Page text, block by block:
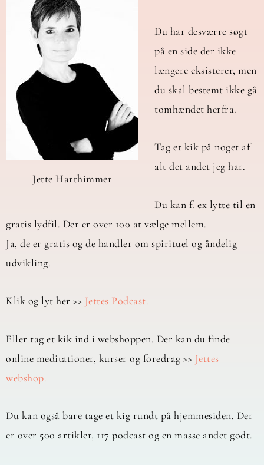
Jette Harthimmer
Du har desværre søgt
på en side der ikke
længere eksisterer, men
du skal bestemt ikke gå
tomhændet herfra.
Tag et kik på noget af
alt det andet jeg har.
Du kan f. ex lytte til en
gratis lydfil. Der er over 100 at vælge mellem.
Ja, de er gratis og de handler om spirituel og åndelig
udvikling.
Klik og lyt her >> Jettes Podcast.
Eller tag et kik ind i webshoppen. Der kan du finde
online meditationer, kurser og foredrag >> Jettes
webshop.
Du kan også bare tage et kig rundt på hjemmesiden. Der
er over 500 artikler, 117 podcast og en masse andet godt.